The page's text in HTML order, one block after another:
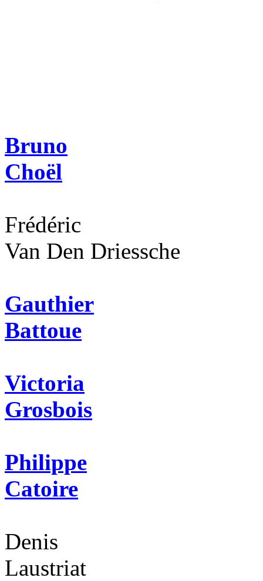
Bruno
Choël
Frédéric
Van Den Driessche
Gauthier
Battoue
Victoria
Grosbois
Philippe
Catoire
Denis
Laustriat